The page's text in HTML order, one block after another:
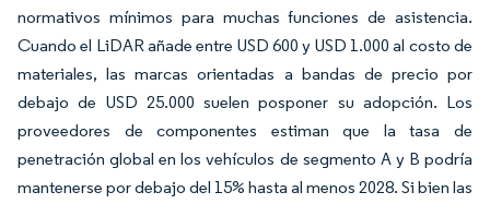
normativos mínimos para muchas funciones de asistencia.
Cuando el LiDAR añade entre USD 600 y USD 1.000 al costo de
materiales, las marcas orientadas a bandas de precio por
debajo de USD 25.000 suelen posponer su adopción. Los
proveedores de componentes estiman que la tasa de
penetración global en los vehículos de segmento A y B podría
mantenerse por debajo del 15% hasta al menos 2028. Si bien las